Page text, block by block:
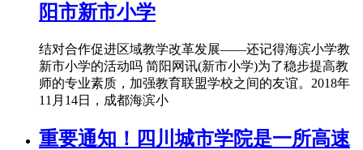
阳市新市小学
结对合作促进区域教学改革发展——还记得海滨小学教
新市小学的活动吗 简阳网讯(新市小学)为了稳步提高教
师的专业素质，加强教育联盟学校之间的友谊。2018年
11月14日，成都海滨小
重要通知！四川城市学院是一所高速